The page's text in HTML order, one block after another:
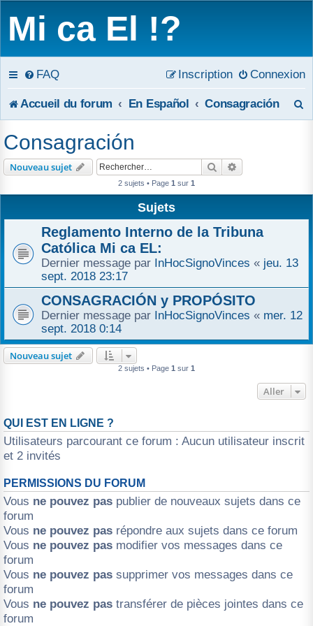
Mi ca El !?
FAQ Connexion
Inscription
Accueil du forum En Español Consagración
Consagración
Nouveau sujet Rechercher
2 sujets • Page 1 sur 1
Sujets
Reglamento Interno de la Tribuna
Católica Mi ca EL:
Dernier message par InHocSignoVinces « jeu. 13
sept. 2018 23:17
CONSAGRACIÓN y PROPÓSITO
Dernier message par InHocSignoVinces « mer. 12
sept. 2018 0:14
Nouveau sujet
2 sujets • Page 1 sur 1
Aller
QUI EST EN LIGNE ?
Utilisateurs parcourant ce forum : Aucun utilisateur inscrit
et 2 invités
PERMISSIONS DU FORUM
Vous ne pouvez pas publier de nouveaux sujets dans ce
forum
Vous ne pouvez pas répondre aux sujets dans ce forum
Vous ne pouvez pas modifier vos messages dans ce
forum
Vous ne pouvez pas supprimer vos messages dans ce
forum
Vous ne pouvez pas transférer de pièces jointes dans ce
forum